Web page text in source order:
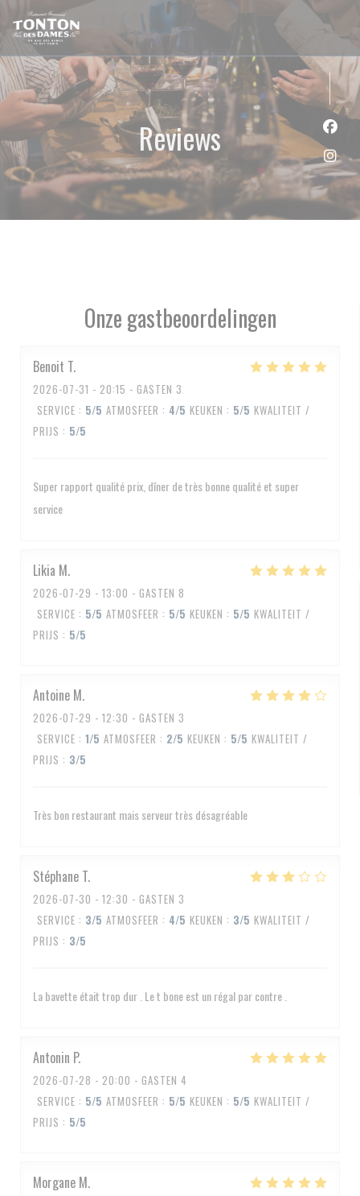
Cookies beheer paneel
Reviews
Onze gastbeoordelingen
Benoit T
2026-07-31 - 20:15 - GASTEN 3
SERVICE : 5/5 ATMOSFEER : 4/5 KEUKEN : 5/5 KWALITEIT /
PRIJS : 5/5
Super rapport qualité prix, dîner de très bonne qualité et super
service
Likia M
2026-07-29 - 13:00 - GASTEN 8
SERVICE : 5/5 ATMOSFEER : 5/5 KEUKEN : 5/5 KWALITEIT /
PRIJS : 5/5
Antoine M
2026-07-29 - 12:30 - GASTEN 3
SERVICE : 1/5 ATMOSFEER : 2/5 KEUKEN : 5/5 KWALITEIT /
PRIJS : 3/5
Très bon restaurant mais serveur très désagréable
Stéphane T
2026-07-30 - 12:30 - GASTEN 3
SERVICE : 3/5 ATMOSFEER : 4/5 KEUKEN : 3/5 KWALITEIT /
PRIJS : 3/5
La bavette était trop dur . Le t bone est un régal par contre .
Antonin P
2026-07-28 - 20:00 - GASTEN 4
SERVICE : 5/5 ATMOSFEER : 5/5 KEUKEN : 5/5 KWALITEIT /
PRIJS : 5/5
Morgane M